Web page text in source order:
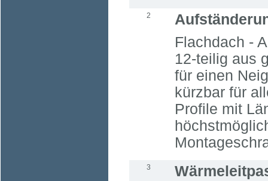
2
Flachdach -
12-teilig aus
für einen
kürzbar für
Profile mit
3